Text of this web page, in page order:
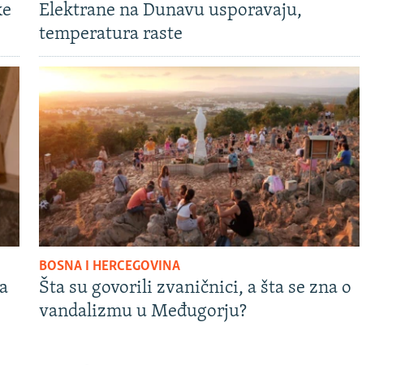
Elektrane na Dunavu usporavaju,
temperatura raste
BOSNA I HERCEGOVINA
Šta su govorili zvaničnici, a šta se zna o
vandalizmu u Međugorju?